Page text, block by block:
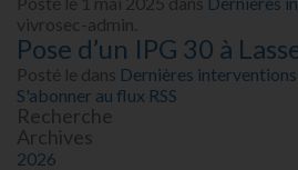
vivrosec-admin.
Pose d’un IPG 30 à
Posté le dans Dernières interventions
S'abonner au flux RSS
Recherche
Archives
2026